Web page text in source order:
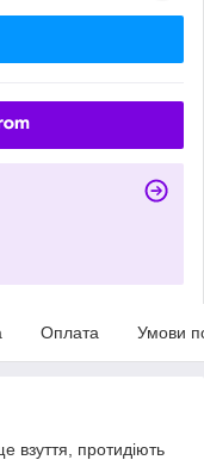
Оплата Умови
взуття, протидіють